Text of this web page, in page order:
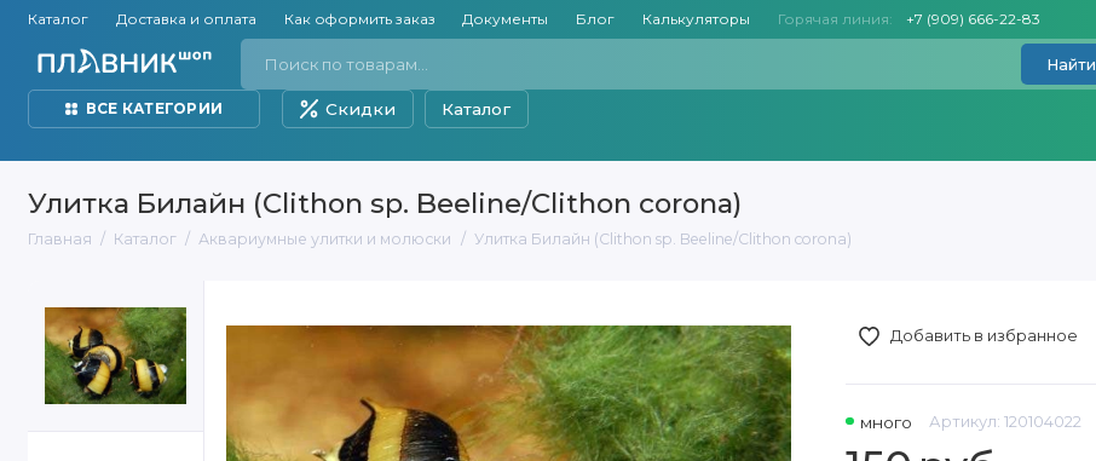
Каталог Доставка и оплата Как оформить заказ Документы Блог Калькуляторы Горячая линия: +7 (909) 666-22-83
Найти
ВСЕ КАТЕГОРИИ Скидки Каталог
Улитка Билайн (Clithon sp. Beeline/Clithon corona)
Главная Каталог Аквариумные улитки и молюски Улитка Билайн (Clithon sp. Beeline/Clithon corona)
Добавить в избранное
много Артикул: 120104022